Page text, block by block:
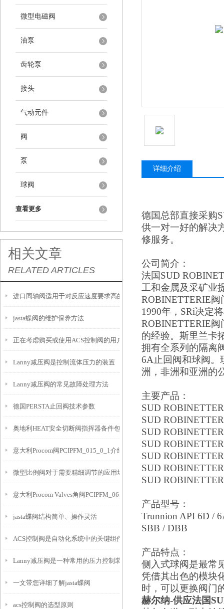
微型电磁阀
油泵
齿轮泵
接头
气动元件
阀
泵
球阀
查看更多
相关文章
RELATED ARTICLES
进口同轴阀适用于对反应速度要求高的工况中
jasta蝶阀的维护保养方法
正在考虑购买或使用ACS控制阀的用户，以下是一些建议
Lanny减压阀是控制流体压力的装置
Lanny减压阀的常见故障处理方法
德国PERSTA止回阀技术参数
奥地利HEAT安全切断阀指挥器备件包G612-G190144介绍
意大利Procom阀PCIPFM_015_0_1介绍
微型比例阀对于需要精细调节的应用场景非常重要
意大利Procom Valves角阀PCIPFM_065_3_1介绍
jasta蝶阀结构简单、操作灵活
ACS控制阀是自动化系统中的关键组件
Lanny减压阀是一种常用的压力控制装置
一文带您详细了解jasta蝶阀
acs控制阀的选型原则
详细介绍
德国总部直接采购
供一对一好的解决
修服务。
公司简介：
法国SUD
工和金属及采矿业
ROBINETTERIE阀
1990年，SRi决定
ROBINETTERIE阀
的经验。斯里兰卡
拥有全系列的隔离
6A 止回阀和球阀 。
洲，非洲和亚洲的
主要产品：
SUD
SUD
SUD
SUD
SUD
SUD
SUD
产品型号：
Trunnion API 6D /
SBB / DBB
产品特点：
侧入式球阀是最常
凭借其出色的模块
时，可以更换阀门
赫尔纳-供应法国